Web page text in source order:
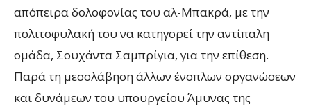
απόπειρα δολοφονίας του αλ-Μπακρά, με την
πολιτοφυλακή του να κατηγορεί την αντίπαλη
ομάδα, Σουχάντα Σαμπρίγια, για την επίθεση.
Παρά τη μεσολάβηση άλλων ένοπλων οργανώσεων
και δυνάμεων του υπουργείου Άμυνας της